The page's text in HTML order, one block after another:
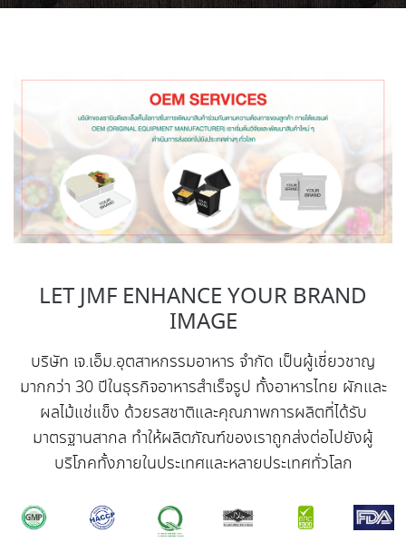
LET JMF ENHANCE YOUR BRAND
IMAGE
บริษัท เจ.เอ็ม.อุตสาหกรรมอาหาร จำกัด เป็นผู้เชี่ยวชาญ
มากกว่า 30 ปีในธุรกิจอาหารสำเร็จรูป ทั้งอาหารไทย ผักและ
ผลไม้แช่แข็ง ด้วยรสชาติและคุณภาพการผลิตที่ได้รับ
มาตรฐานสากล ทำให้ผลิตภัณฑ์ของเราถูกส่งต่อไปยังผู้
บริโภคทั้งภายในประเทศและหลายประเทศทั่วโลก